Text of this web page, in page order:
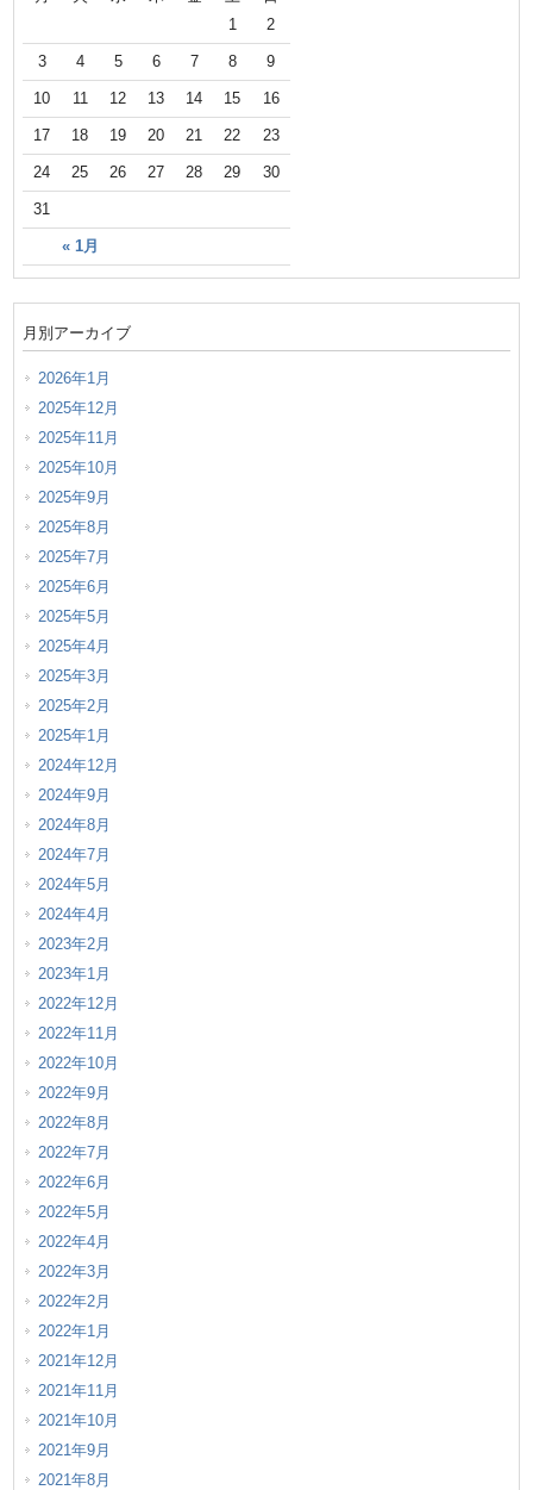
« 1月
1 2
3 4 5 6 7 8 9
10 11 12 13 14 15 16
17 18 19 20 21 22 23
24 25 26 27 28 29 30
31
月別アーカイブ
2026年1月
2025年12月
2025年11月
2025年10月
2025年9月
2025年8月
2025年7月
2025年6月
2025年5月
2025年4月
2025年3月
2025年2月
2025年1月
2024年12月
2024年9月
2024年8月
2024年7月
2024年5月
2024年4月
2023年2月
2023年1月
2022年12月
2022年11月
2022年10月
2022年9月
2022年8月
2022年7月
2022年6月
2022年5月
2022年4月
2022年3月
2022年2月
2022年1月
2021年12月
2021年11月
2021年10月
2021年9月
2021年8月